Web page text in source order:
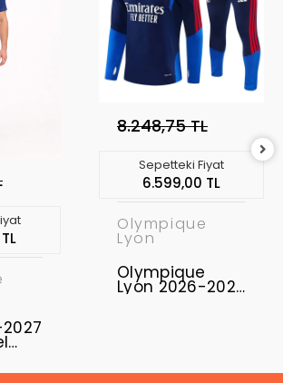
8.248,75 TL
Sepetteki Fiyat
6.599,00 TL
Olympique
Lyon
Olympique
Lyon 2026-2027
Eşofman Takımı